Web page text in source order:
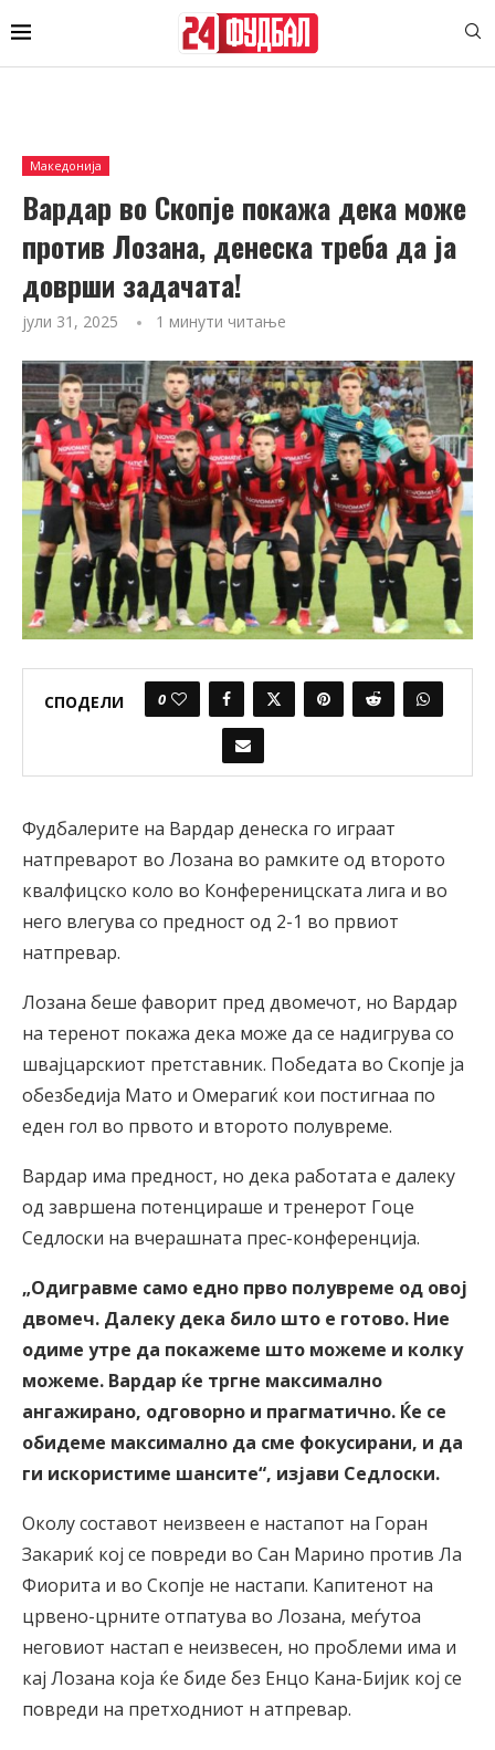
Македонија
Вардар во Скопје покажа дека може
против Лозана, денеска треба да ја
доврши задачата!
јули 31, 2025 1 минути читање
СПОДЕЛИ 0
Фудбалерите на Вардар денеска го играат
натпреварот во Лозана во рамките од второто
квалфицско коло во Конференицската лига и во
него влегува со предност од 2-1 во првиот
натпревар.
Лозана беше фаворит пред двомечот, но Вардар
на теренот покажа дека може да се надигрува со
швајцарскиот претставник. Победата во Скопје ја
обезбедија Мато и Омерагиќ кои постигнаа по
еден гол во првото и второто полувреме.
Вардар има предност, но дека работата е далеку
од завршена потенцираше и тренерот Гоце
Седлоски на вчерашната прес-конференција.
„Одигравме само едно прво полувреме од овој
двомеч. Далеку дека било што е готово. Ние
одиме утре да покажеме што можеме и колку
можеме. Вардар ќе тргне максимално
ангажирано, одговорно и прагматично. Ќе се
обидеме максимално да сме фокусирани, и да
ги искористиме шансите“, изјави Седлоски.
Околу составот неизвеен е настапот на Горан
Закариќ кој се повреди во Сан Марино против Ла
Фиорита и во Скопје не настапи. Капитенот на
црвено-црните отпатува во Лозана, меѓутоа
неговиот настап е неизвесен, но проблеми има и
кај Лозана која ќе биде без Енцо Кана-Бијик кој се
повреди на претходниот н атпревар.